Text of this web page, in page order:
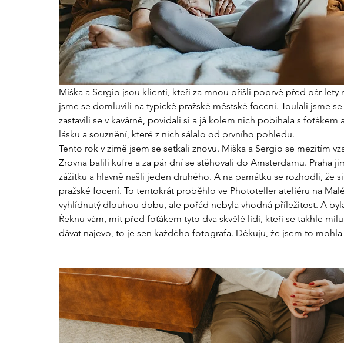
Miška a Sergio jsou klienti, kteří za mnou přišli poprvé před pár lety
jsme se domluvili na typické pražské městské focení. Toulali jsme
zastavili se v kavárně, povídali si a já kolem nich pobíhala s foťákem
lásku a souznění, které z nich sálalo od prvního pohledu.
Tento rok v zimě jsem se setkali znovu. Miška a Sergio se mezitím
Zrovna balili kufre a za pár dní se stěhovali do Amsterdamu. Praha
zážitků a hlavně našli jeden druhého. A na památku se rozhodli, že
pražské focení. To tentokrát proběhlo ve Phototeller ateliéru na
vyhlídnutý dlouhou dobu, ale pořád nebyla vhodná příležitost. A
Řeknu vám, mít před foťákem tyto dva skvělé lidi, kteří se takhle
dávat najevo, to je sen každého fotografa. Děkuju, že jsem to mohla